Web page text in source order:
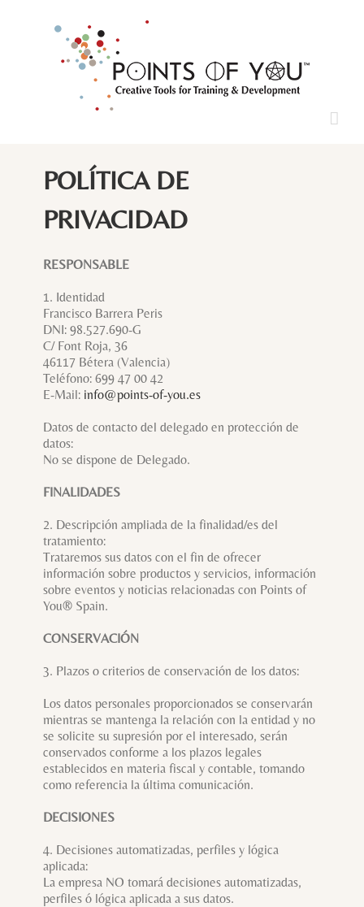
POLÍTICA DE
PRIVACIDAD
RESPONSABLE
1. Identidad
Francisco Barrera Peris
DNI: 98.527.690-G
C/ Font Roja, 36
46117 Bétera (Valencia)
Teléfono: 699 47 00 42
E-Mail: info@points-of-you.es
Datos de contacto del delegado en protección de
datos:
No se dispone de Delegado.
FINALIDADES
2. Descripción ampliada de la finalidad/es del
tratamiento:
Trataremos sus datos con el fin de ofrecer
información sobre productos y servicios, información
sobre eventos y noticias relacionadas con Points of
You® Spain.
CONSERVACIÓN
3. Plazos o criterios de conservación de los datos:
Los datos personales proporcionados se conservarán
mientras se mantenga la relación con la entidad y no
se solicite su supresión por el interesado, serán
conservados conforme a los plazos legales
establecidos en materia fiscal y contable, tomando
como referencia la última comunicación.
DECISIONES
4. Decisiones automatizadas, perfiles y lógica
aplicada:
La empresa NO tomará decisiones automatizadas,
perfiles ó lógica aplicada a sus datos.